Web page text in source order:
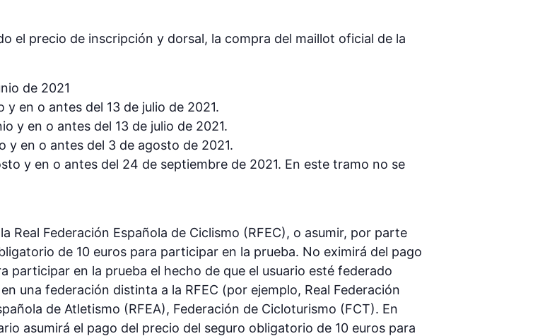
el precio de inscripción y dorsal, la compra del maillot oficial de la
de 2021
en o antes del 13 de julio de 2021.
y en o antes del 13 de julio de 2021.
y en o antes del 3 de agosto de 2021.
y en o antes del 24 de septiembre de 2021. En este tramo no se
Real Federación Española de Ciclismo (RFEC), o asumir, por parte
de 10 euros para participar en la prueba. No eximirá del pago
participar en la prueba el hecho de que el usuario esté federado
una federación distinta a la RFEC (por ejemplo, Real Federación
de Atletismo (RFEA), Federación de Cicloturismo (FCT). En
asumirá el pago del precio del seguro obligatorio de 10 euros para